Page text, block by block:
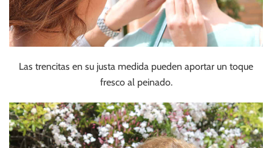
Las trencitas en su justa medida pueden aportar un toque
fresco al peinado.